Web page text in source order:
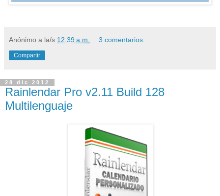
Anónimo a la/s 12:39 a.m. 3 comentarios:
Compartir
28 dic 2012
Rainlendar Pro v2.11 Build 128
Multilenguaje